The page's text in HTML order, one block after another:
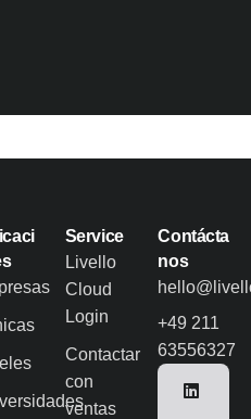
Service
Livello
Cloud
Login
Contactar
con
ventas
Contácta
nos
+49 211
63556327